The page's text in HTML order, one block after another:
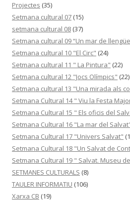
Projectes (35)
Setmana cultural 07 (15)
setmana cultural 08 (37)
Setmana cultural 09 “Un mar de
Setmana cultural 10 "El Circ" (24)
Setmana cultural 11 " La Pintura" (22)
Setmana cultural 12 "Jocs Olímpics" (22)
Setmana cultural 13 "Una mirada als
Setmana Cultural 14 " Viu la Festa
Setmana Cultural 15 " Els oficis del
Setmana Cultural 16 "La mar del
Setmana Cultural 17 "Univers Salvat"
Setmana Cultural 18 "Un Salvat de
Setmana Cultural 19 " Salvat. Museu
SETMANES CULTURALS (8)
TAULER INFORMATIU (106)
Xarxa CB (19)